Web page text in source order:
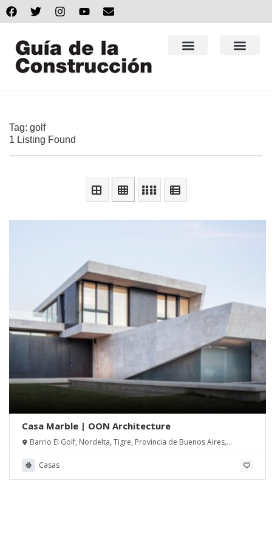
Tag: golf
1 Listing Found
Casa Marble | OON Architecture
Barrio El Golf, Nordelta, Tigre, Provincia de Buenos Aires,
Casas